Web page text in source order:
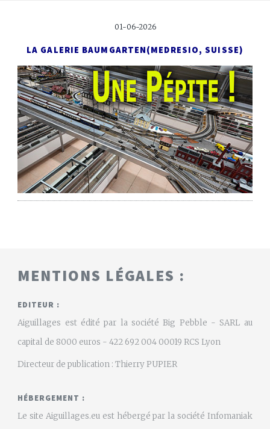
01-06-2026
LA GALERIE BAUMGARTEN(MEDRESIO, SUISSE)
MENTIONS LÉGALES :
EDITEUR :
Aiguillages est édité par la société Big Pebble - SARL au
capital de 8000 euros - 422 692 004 00019 RCS Lyon
Directeur de publication : Thierry PUPIER
HÉBERGEMENT :
Le site Aiguillages.eu est hébergé par la société Infomaniak